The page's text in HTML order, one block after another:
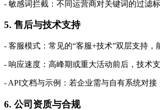
- 敏感词拦截：不同运营商对关键词的过滤
5. 售后与技术支持
- 客服模式：常见的“客服+技术”双层支持，
- 响应速度：高峰期或重大活动前后，技术
- API文档与示例：若企业需与自有系统对接
6. 公司资质与合规